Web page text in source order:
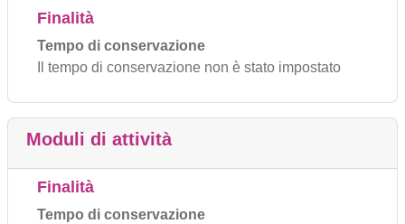
Finalità
Tempo di conservazione
Il tempo di conservazione non è stato impostato
Moduli di attività
Finalità
Tempo di conservazione